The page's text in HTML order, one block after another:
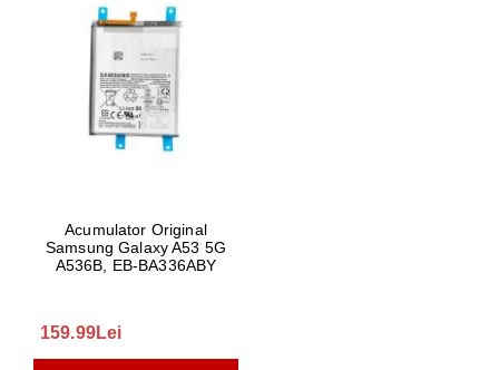
Acumulator Original
Samsung Galaxy A53 5G
A536B, EB-BA336ABY
159.99Lei